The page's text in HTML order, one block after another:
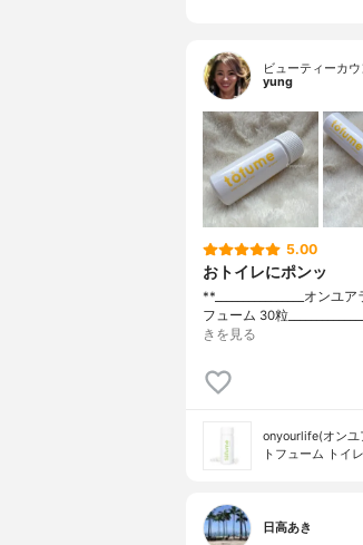
ビューティーカ
yung
5.00
おトイレにポンッ
**________________⁡オン
フューム 30粒
きを見る
onyourlife(オンユ
トフューム トイ
日高あき